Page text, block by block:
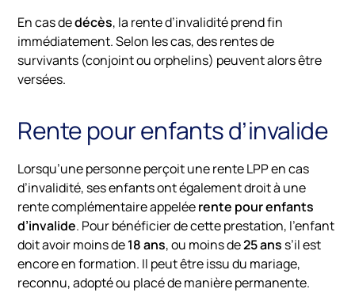
Encasdedécès, la rented’invaliditéprendfin
immédiatement.Selon lescas,desrentesde
survivants (conjointouorphelins) peuventalorsêtre
versées.
Rente pour enfants d’invalide
Lorsqu’unepersonneperçoitunerenteLPPencas
d’invalidité, sesenfantsontégalementdroità une
rentecomplémentaireappeléerente pourenfants
d’invalide. Pour bénéficier de cette prestation, l’enfant
doitavoirmoinsde18ans,ou moinsde25ans s’ilest
encoreenformation. Il peutêtreissudu mariage,
reconnu,adoptéou placédemanièrepermanente.